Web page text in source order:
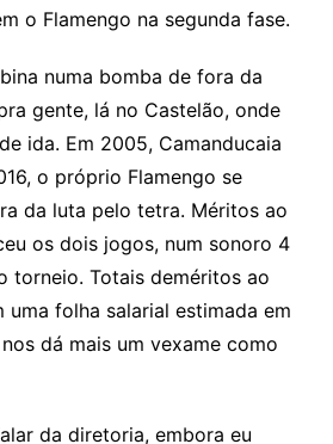
o Flamengo na segunda fase.
numa bomba de fora da
gente, lá no Castelão, onde
ida. Em 2005, Camanducaia
o próprio Flamengo se
da luta pelo tetra. Méritos ao
os dois jogos, num sonoro 4
torneio. Totais deméritos ao
uma folha salarial estimada em
dá mais um vexame como
da diretoria, embora eu